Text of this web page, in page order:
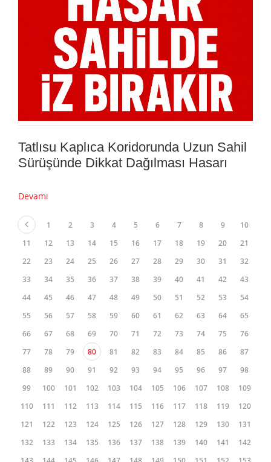
Tatlısu Kaplıca Koridorunda Uzun Sahil
Sürüşünde Dikkat Dağılması Hasarı
Devamı
1 2 3 4 5 6 7 8 9
10
11
12 13 14 15 16 17 18 19 20
21
22
23 24 25 26 27 28 29 30 31
32
33
34 35 36 37 38 39 40 41 42
43
44
45 46 47 48 49 50 51 52 53
54
55
56 57 58 59 60 61 62 63 64
65
66
67 68 69 70 71 72 73 74 75
76
77
78 79 80 81 82 83 84 85 86
87
88
89 90 91 92 93 94 95 96 97
98
99
100 101 102 103 104 105 106 107 108
109
110
111 112 113 114 115 116 117 118 119
120
121
122 123 124 125 126 127 128 129 130
131
132
133 134 135 136 137 138 139 140 141
142